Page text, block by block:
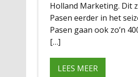
Holland Marketing. Dit
Pasen eerder in het
Pasen gaan ook zo’n
[…]
LEES MEER